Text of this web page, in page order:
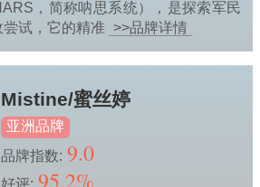
，简称呐思系统），是探索军民
试，它的精准 >>品牌详情
Mistine/蜜丝婷
亚洲品牌
品牌指数: 9.0
好评: 95.2%